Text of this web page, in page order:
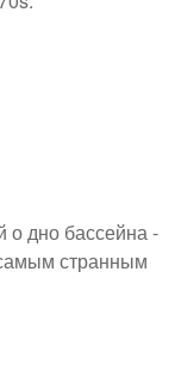
о дно бассейна -
странным